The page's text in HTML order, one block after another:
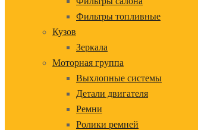
Фильтры топливные
Кузов
Зеркала
Моторная группа
Выхлопные системы
Детали двигателя
Ремни
Ролики ремней